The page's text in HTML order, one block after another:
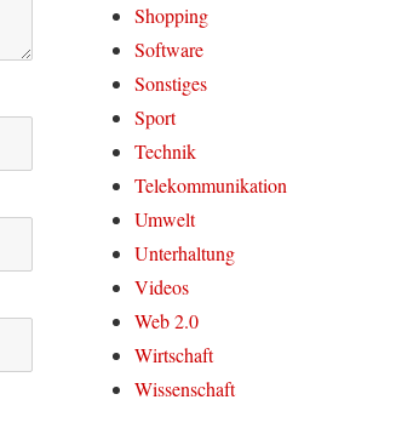
Shopping
Software
Sonstiges
Sport
Technik
Telekommunikation
Umwelt
Unterhaltung
Videos
Web 2.0
Wirtschaft
Wissenschaft